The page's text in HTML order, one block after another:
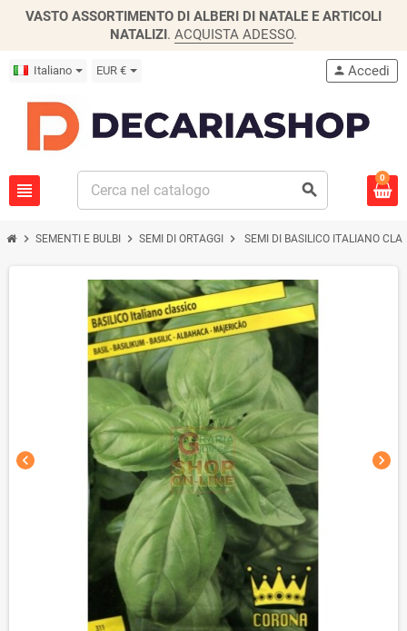
VASTO ASSORTIMENTO DI ALBERI DI NATALE E ARTICOLI
NATALIZI. ACQUISTA ADESSO.
Italiano EUR €
view_headline search
person Accedi
0
chevron_right SEMENTI E BULBI chevron_right SEMI DI ORTAGGI chevron_right SEMI DI BASILICO ITALIANO
chevron_left chevron_right